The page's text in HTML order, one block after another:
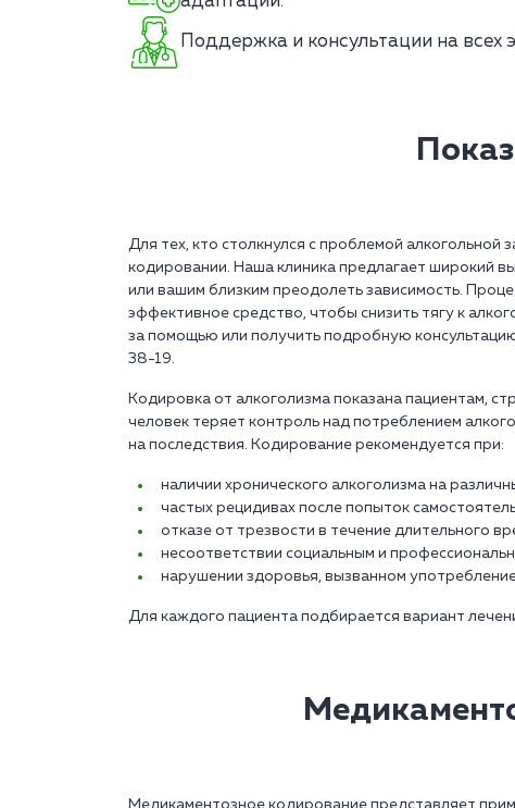
Поддержка и консультации на всех
Для тех, кто столкнулся с проблемой алкогольной
кодировании. Наша клиника предлагает широкий
или вашим близким преодолеть зависимость.
эффективное средство, чтобы снизить тягу к
за помощью или получить подробную
38-19.
Кодировка от алкоголизма показана пациентам,
человек теряет контроль над потреблением
на последствия. Кодирование рекомендуется при:
наличии хронического алкоголизма на
частых рецидивах после попыток
отказе от трезвости в течение длительного
несоответствии социальным и
нарушении здоровья, вызванном
Для каждого пациента подбирается вариант